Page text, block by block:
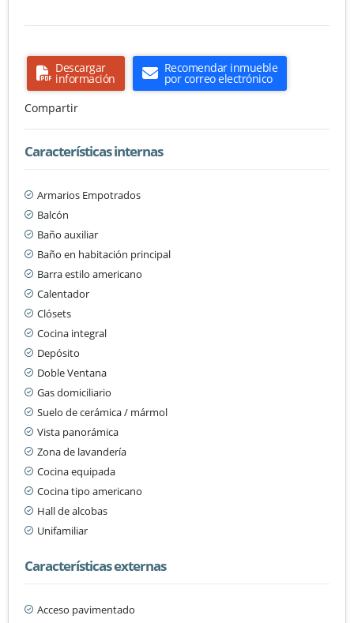
Descargar
información
Recomendar inmueble
por correo electrónico
Compartir
Características internas
Armarios Empotrados
Balcón
Baño auxiliar
Baño en habitación principal
Barra estilo americano
Calentador
Clósets
Cocina integral
Depósito
Doble Ventana
Gas domiciliario
Suelo de cerámica / mármol
Vista panorámica
Zona de lavandería
Cocina equipada
Cocina tipo americano
Hall de alcobas
Unifamiliar
Características externas
Acceso pavimentado